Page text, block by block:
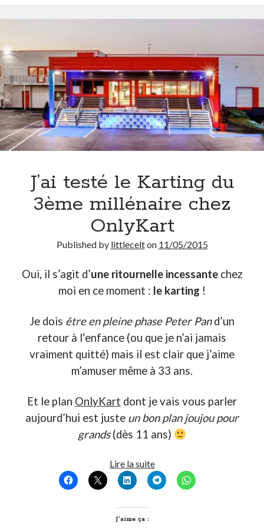
J’ai testé le Karting du
3ème millénaire chez
OnlyKart
Published by littlecelton 11/05/2015
Oui, il s’agit d’une ritournelle incessantechez
moi en ce moment : le karting !
Je dois être en pleine phase Peter Pand’un
retour à l’enfance (ou que je n’ai jamais
vraiment quitté) mais il est clair que j’aime
m’amuser même à 33 ans.
Et le plan OnlyKart dont je vais vous parler
aujourd’hui est juste un bon plan joujou pour
grands(dès 11 ans)
Lire la suiteJ’ai
testé
le
J’aime ça :